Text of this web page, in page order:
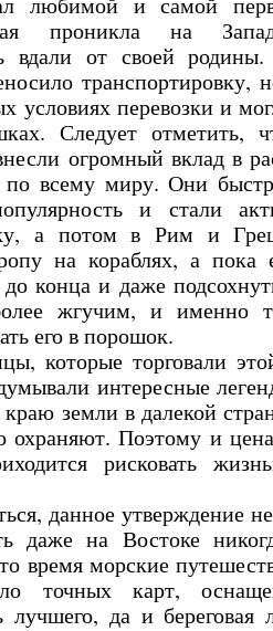
проникла на
вдали от своей
транспортировку,
условиях перевозки и
Следует отметить,
огромный вклад в
по всему миру. Они
и стали
а потом в Рим и
на кораблях, а пока
до конца и даже
жгучим, и именно
его в порошок.
которые торговали
интересные
земли в далекой
охраняют. Поэтому и
рисковать
данное утверждение
даже на Востоке
время морские
точных карт,
лучшего, да и